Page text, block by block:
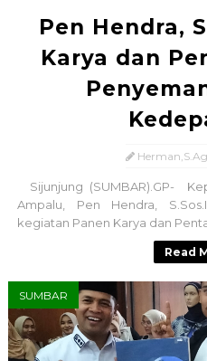
Pen Hendra,
Karya dan
Herman,S.Ag
Sijunjung (SUMBAR).GP-
Ampalu, Pen Hendra,
kegiatan Panen Karya dan
Read
SUMBAR